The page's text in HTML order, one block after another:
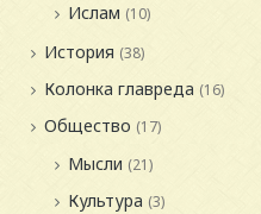
Ислам (10)
История (38)
Колонка главреда (16)
Общество (17)
Мысли (21)
Культура (3)